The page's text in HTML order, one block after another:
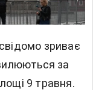
зриває
за
9 травня.